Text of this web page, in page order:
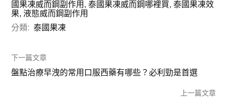
國果凍威而鋼副作用,泰國果凍威而鋼哪裡買,泰國果凍效
果, 液態威而鋼副作用
分類: 泰國果凍
下一篇文章
盤點治療早洩的常用口服西藥有哪些？必利勁是首選
上一篇文章